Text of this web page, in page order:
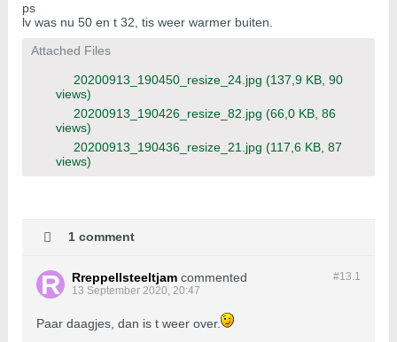
ps
lv was nu 50 en t 32, tis weer warmer buiten.
Attached Files
20200913_190450_resize_24.jpg (137,9 KB, 90
views)
20200913_190426_resize_82.jpg (66,0 KB, 86
views)
20200913_190436_resize_21.jpg (117,6 KB, 87
views)
1 comment
#13.1
Rreppellsteeltjam commented
13 September 2020, 20:47
Paar daagjes, dan is t weer over.